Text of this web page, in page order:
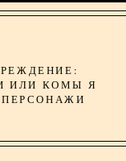
ИЛИ КОМЫ Я